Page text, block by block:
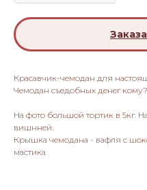
Красавчик-чемодан для
Чемодан съедобных денег кому?
На фото большой тортик в 5кг.
вишнней.
Крышка чемодана - вафля с
мастика